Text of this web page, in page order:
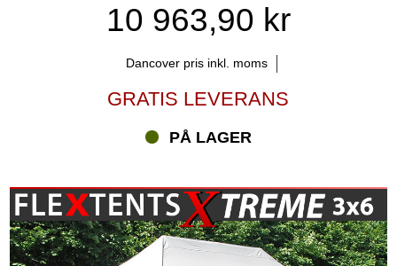
10 963,90 kr
Dancover pris inkl. moms
GRATIS LEVERANS
PÅ LAGER